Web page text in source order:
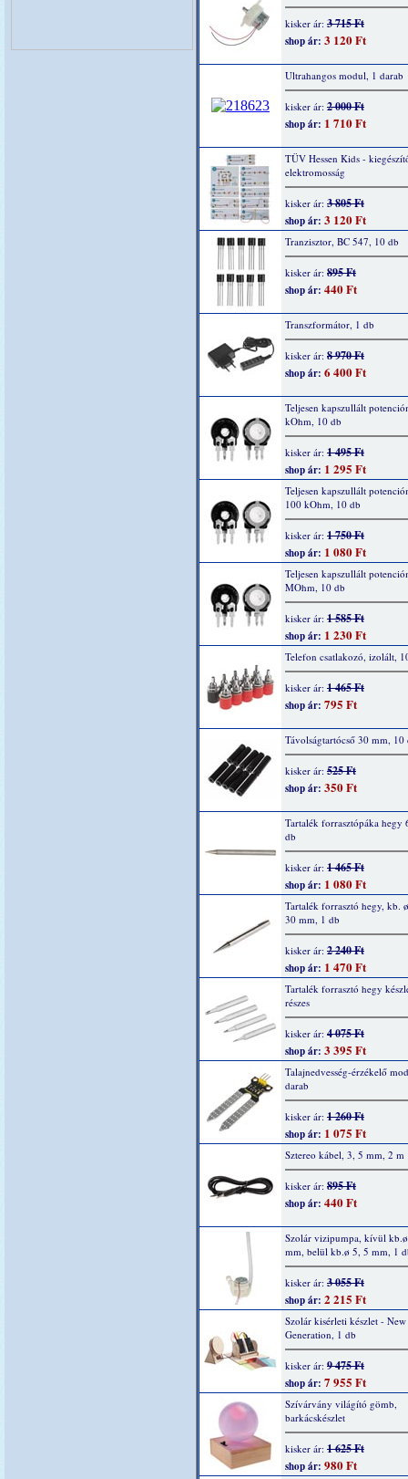
kisker ár: 3 715 Ft
shop ár: 3 120 Ft
Ultrahangos modul, 1 darab
kisker ár: 2 000 Ft
shop ár: 1 710 Ft
TÜV Hessen Kids -
elektromosság
kisker ár: 3 805 Ft
shop ár: 3 120 Ft
Tranzisztor, BC 547, 10 db
kisker ár: 895 Ft
shop ár: 440 Ft
Transzformátor, 1 db
kisker ár: 8 970 Ft
shop ár: 6 400 Ft
Teljesen kapszullált
kOhm, 10 db
kisker ár: 1 495 Ft
shop ár: 1 295 Ft
Teljesen kapszullált
100 kOhm, 10 db
kisker ár: 1 750 Ft
shop ár: 1 080 Ft
Teljesen kapszullált
MOhm, 10 db
kisker ár: 1 585 Ft
shop ár: 1 230 Ft
Telefon csatlakozó, izolált,
kisker ár: 1 465 Ft
shop ár: 795 Ft
Távolságtartócső 30 mm, 10
kisker ár: 525 Ft
shop ár: 350 Ft
Tartalék forrasztópáka hegy
db
kisker ár: 1 465 Ft
shop ár: 1 080 Ft
Tartalék forrasztó hegy, kb.
30 mm, 1 db
kisker ár: 2 240 Ft
shop ár: 1 470 Ft
Tartalék forrasztó hegy
részes
kisker ár: 4 075 Ft
shop ár: 3 395 Ft
Talajnedvesség-érzékelő
darab
kisker ár: 1 260 Ft
shop ár: 1 075 Ft
Sztereo kábel, 3, 5 mm, 2 m
kisker ár: 895 Ft
shop ár: 440 Ft
Szolár vizipumpa, kívül
mm, belül kb.ø 5, 5 mm, 1
kisker ár: 3 055 Ft
shop ár: 2 215 Ft
Szolár kisérleti készlet - New
Generation, 1 db
kisker ár: 9 475 Ft
shop ár: 7 955 Ft
Szívárvány világító gömb,
barkácskészlet
kisker ár: 1 625 Ft
shop ár: 980 Ft